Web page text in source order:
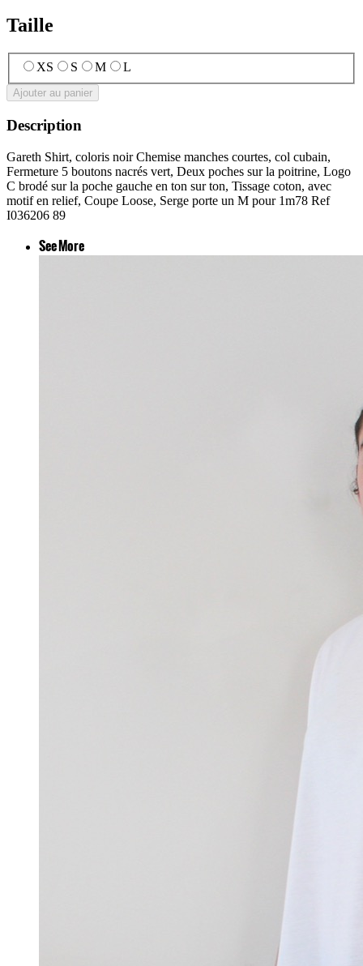
Taille
XS S M L
Ajouter au panier
Description
Gareth Shirt, coloris noir Chemise manches courtes, col cubain,
Fermeture 5 boutons nacrés vert, Deux poches sur la poitrine, Logo
C brodé sur la poche gauche en ton sur ton, Tissage coton, avec
motif en relief, Coupe Loose, Serge porte un M pour 1m78 Ref
I036206 89
See More